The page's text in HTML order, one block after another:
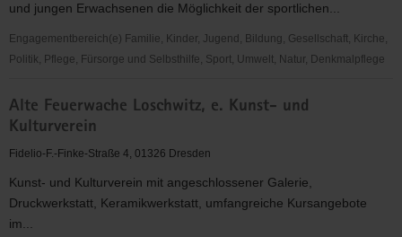
und jungen Erwachsenen die Möglichkeit der sportlichen...
Engagementbereich(e) Familie, Kinder, Jugend, Bildung, Gesellschaft, Kirche,
Politik, Pflege, Fürsorge und Selbsthilfe, Sport, Umwelt, Natur, Denkmalpflege
Ottendorf-
Okrilla
e.V.
Alte Feuerwache Loschwitz, e. Kunst- und
Kulturverein
Fidelio-F.-Finke-Straße 4, 01326 Dresden
Kunst- und Kulturverein mit angeschlossener Galerie,
Druckwerkstatt, Keramikwerkstatt, umfangreiche Kursangebote
im...